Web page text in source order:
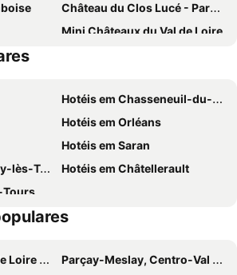
Westotel Tours Val de Loire
Les Troglos de la Tufolière
Hotel le Faisan
Château du Clos Lucé - Parc Leonardo da Vinci
Mini Châteaux du Val de Loire
Château et Jardins de Villandry
Le prieuré Saint-Cosme
Hotéis em Chasseneuil-du-Poitou
Hotéis em Orléans
Hotéis em Saran
Tours
Hotéis em Châtellerault
Tours
Hotéis
Parçay-Meslay, Centro-Val de Loire Hotéis